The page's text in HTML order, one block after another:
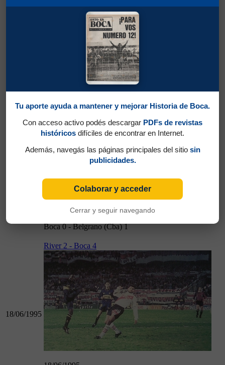
Boca 2 - Argentinos 3
Boca 0 - Belgrano (Cba) 1
18/06/1995
River 2 - Boca 4
Tu aporte ayuda a mantener y mejorar Historia de Boca.
Con acceso activo podés descargar PDFs de revistas
históricos difíciles de encontrar en Internet.
Además, navegás las páginas principales del sitio sin
publicidades.
Colaborar y acceder
Cerrar y seguir navegando